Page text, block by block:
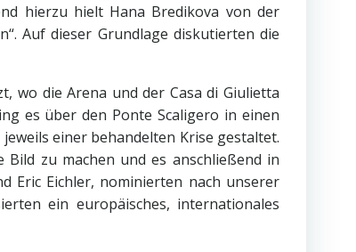
hierzu hielt Hana Bredikova von der
Auf dieser Grundlage diskutierten die
wo die Arena und der Casa di Giulietta
es über den Ponte Scaligero in einen
einer behandelten Krise gestaltet.
zu machen und es anschließend in
Eric Eichler, nominierten nach unserer
ein europäisches, internationales